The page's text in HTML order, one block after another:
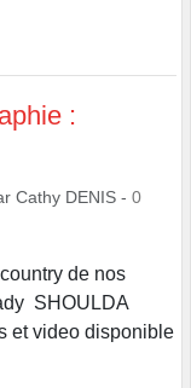
:
Cathy DENIS - 0
de nos
SHOULDA
et video disponible